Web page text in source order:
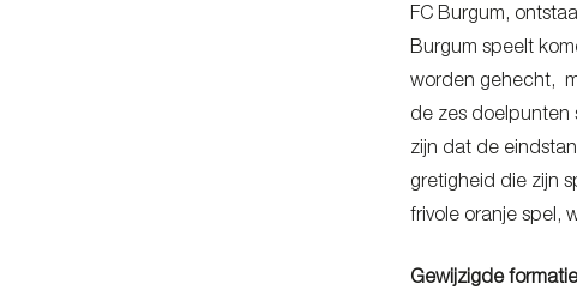
FC Burgum,
Burgum speelt
worden gehecht,
de zes doelpunten
zijn dat de
gretigheid die zijn
frivole oranje spel,
Gewijzigde